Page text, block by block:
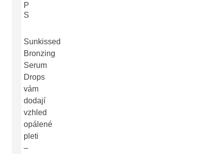
P
S
Sunkissed
Bronzing
Serum
Drops
vám
dodají
vzhled
opálené
pleti
–